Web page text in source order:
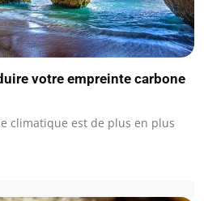
votre empreinte carbone
climatique est de plus en plus